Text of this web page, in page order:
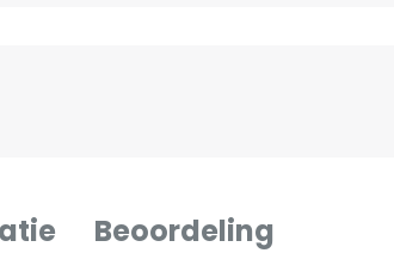
Beoordeling